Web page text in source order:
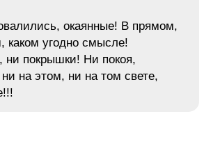
окаянные! В прямом,
каком угодно смысле!
ни покрышки! Ни покоя,
на этом, ни на том свете,